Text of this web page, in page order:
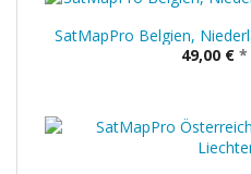
SatMapPro Belgien,
49,00 € *